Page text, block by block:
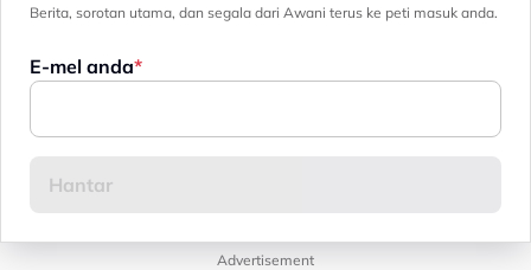
Berita, sorotan utama, dan segala dari Awani terus ke peti masuk anda.
E-mel anda
Advertisement